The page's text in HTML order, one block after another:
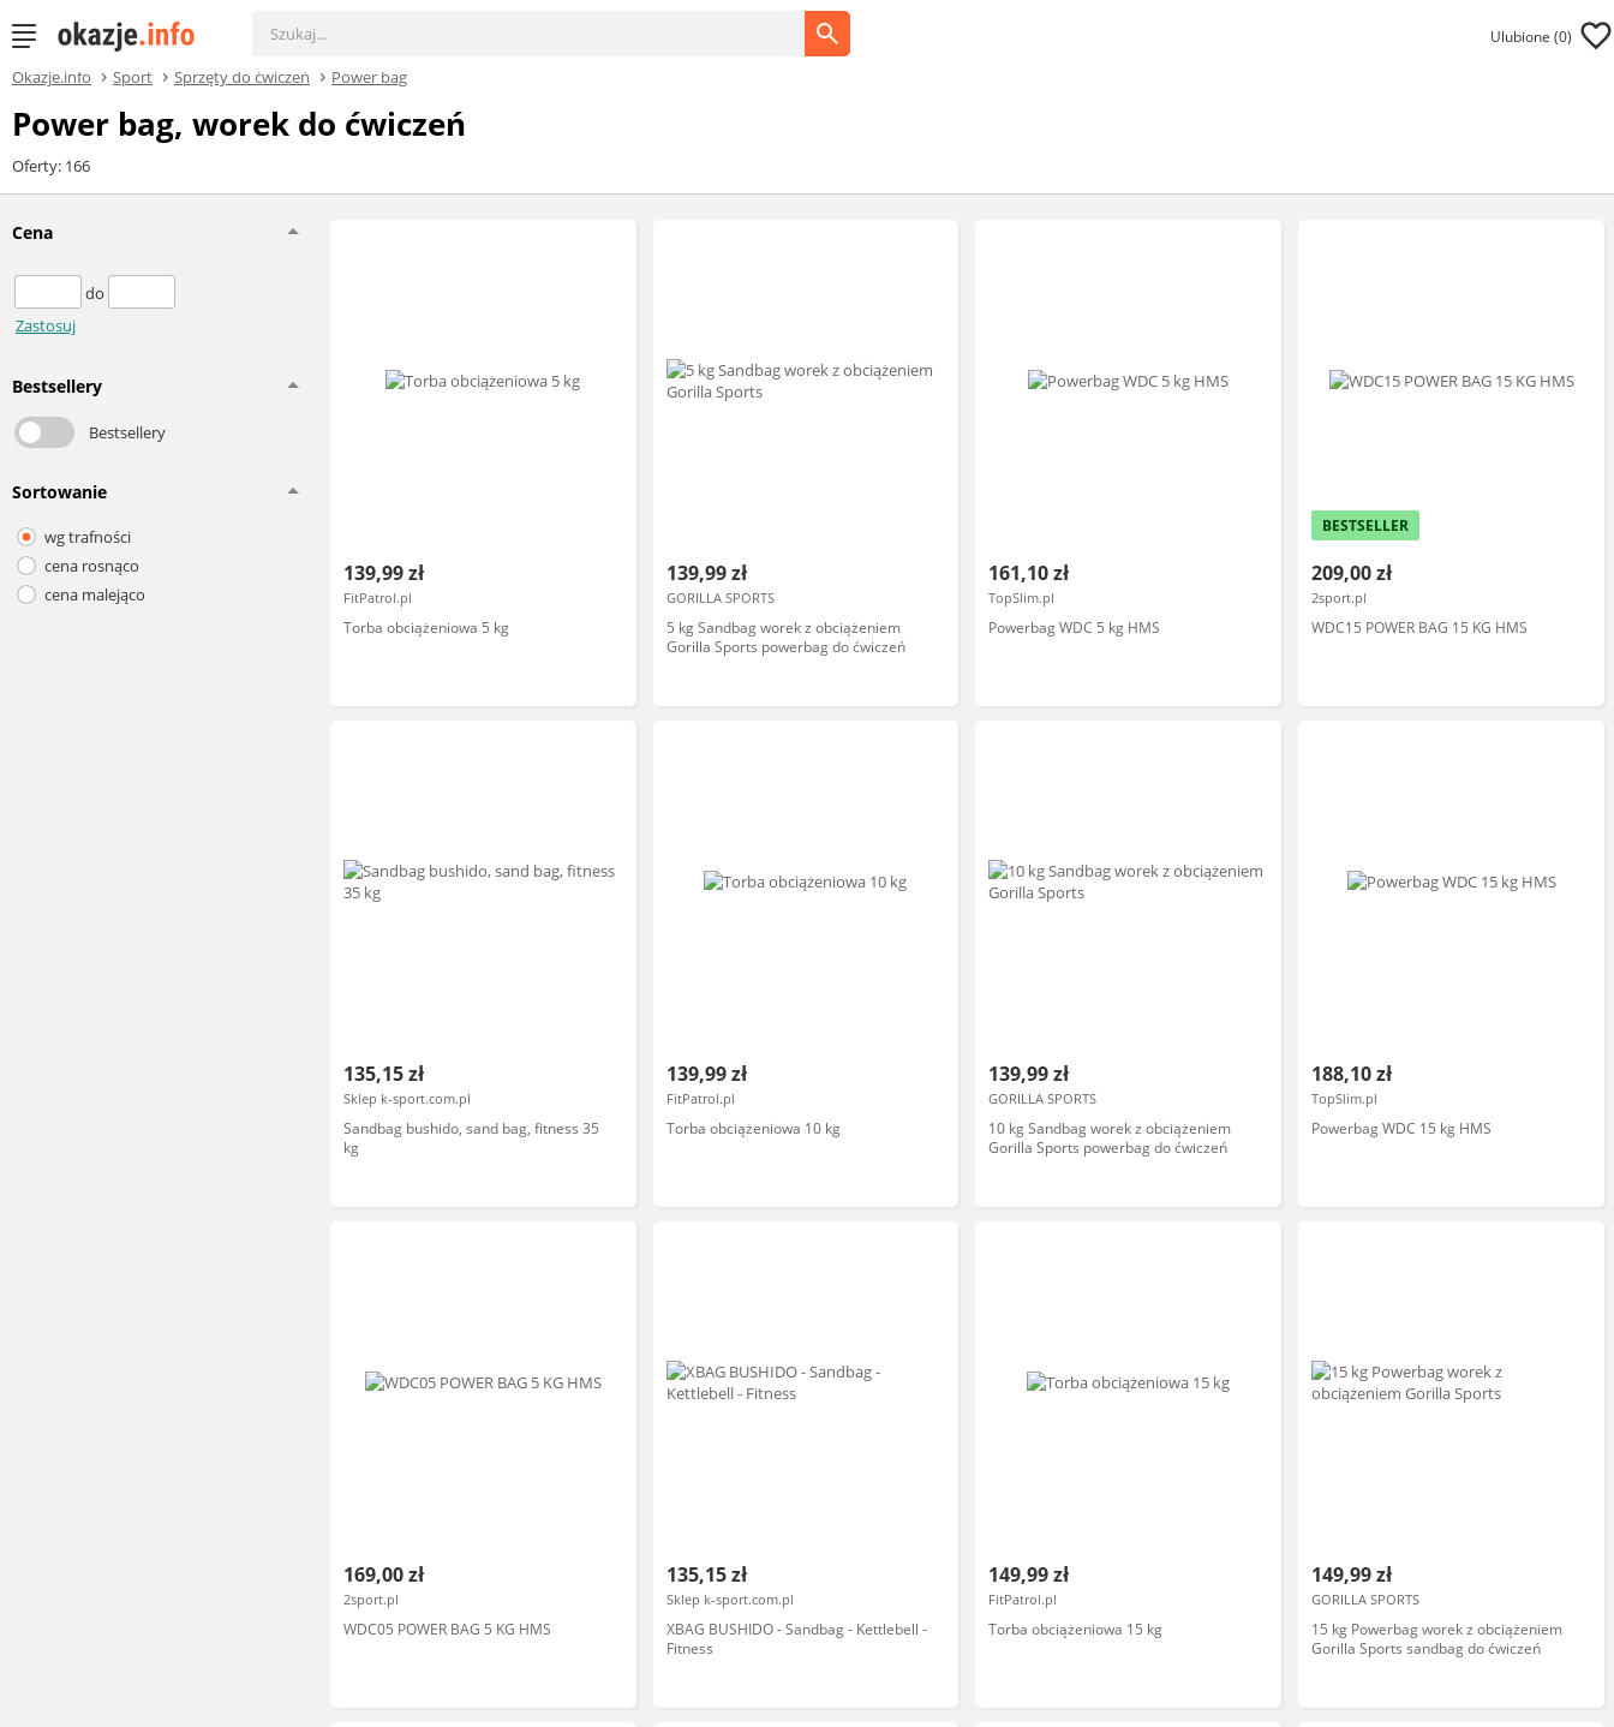
Ulubione (0)
Okazje.info Sport Sprzęty do ćwiczeń Power bag
Power bag, worek do ćwiczeń
Oferty: 166
Cena
do
Zastosuj
Bestsellery
Bestsellery
Sortowanie
wg trafności
cena rosnąco
cena malejąco
139,99 zł
FitPatrol.pl
Torba obciążeniowa 5 kg
139,99 zł
GORILLA SPORTS
5 kg Sandbag worek z obciążeniem
Gorilla Sports powerbag do ćwiczeń
161,10 zł
TopSlim.pl
Powerbag WDC 5 kg HMS
BESTSELLER
209,00 zł
2sport.pl
WDC15 POWER BAG 15 KG HMS
135,15 zł
Sklep k-sport.com.pl
Sandbag bushido, sand bag, fitness 35
kg
139,99 zł
FitPatrol.pl
Torba obciążeniowa 10 kg
139,99 zł
GORILLA SPORTS
10 kg Sandbag worek z obciążeniem
Gorilla Sports powerbag do ćwiczeń
188,10 zł
TopSlim.pl
Powerbag WDC 15 kg HMS
169,00 zł
2sport.pl
WDC05 POWER BAG 5 KG HMS
135,15 zł
Sklep k-sport.com.pl
XBAG BUSHIDO - Sandbag - Kettlebell -
Fitness
149,99 zł
FitPatrol.pl
Torba obciążeniowa 15 kg
149,99 zł
GORILLA SPORTS
15 kg Powerbag worek z obciążeniem
Gorilla Sports sandbag do ćwiczeń